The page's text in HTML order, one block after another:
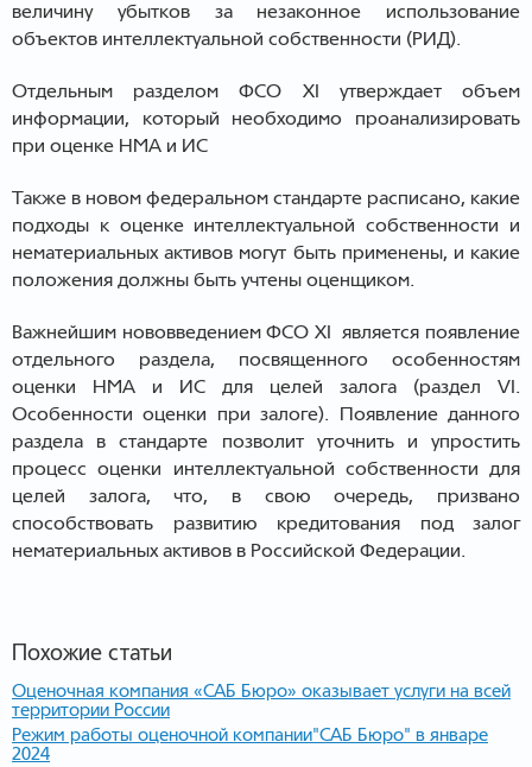
величину убытков за незаконное использование
объектов интеллектуальной собственности (РИД).
Отдельным разделом ФСО XI утверждает объем
информации, который необходимо проанализировать
при оценке НМА и ИС
Также в новом федеральном стандарте расписано, какие
подходы к оценке интеллектуальной собственности и
нематериальных активов могут быть применены, и какие
положения должны быть учтены оценщиком.
Важнейшим нововведением ФСО XI является появление
отдельного раздела, посвященного особенностям
оценки НМА и ИС для целей залога (раздел VI.
Особенности оценки при залоге). Появление данного
раздела в стандарте позволит уточнить и упростить
процесс оценки интеллектуальной собственности для
целей залога, что, в свою очередь, призвано
способствовать развитию кредитования под залог
нематериальных активов в Российской Федерации.
Похожие статьи
Оценочная компания «САБ Бюро» оказывает услуги на всей
территории России
Режим работы оценочной компании"САБ Бюро" в январе
2024